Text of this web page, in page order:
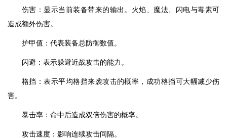
伤害：显示当前装备带来的输出。火焰、魔法、闪电与毒素可
造成额外伤害。
护甲值：代表装备总防御数值。
闪避：表示躲避近战攻击的能力。
格挡：表示平均格挡来袭攻击的概率，成功格挡可大幅减少伤
害。
暴击率：命中后造成双倍伤害的概率。
攻击速度：影响连续攻击间隔。